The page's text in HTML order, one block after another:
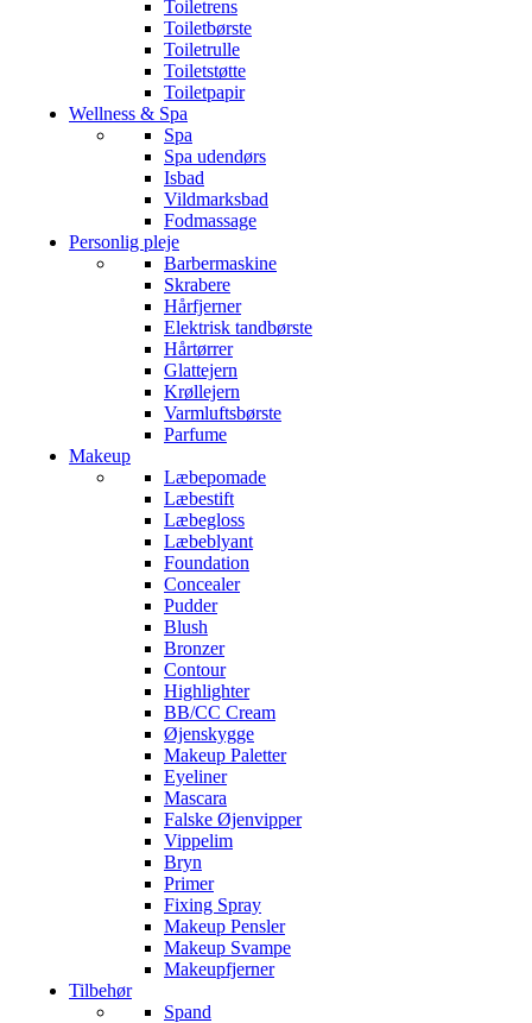
Toiletrens
Toiletbørste
Toiletrulle
Toiletstøtte
Toiletpapir
Wellness & Spa
Spa
Spa udendørs
Isbad
Vildmarksbad
Fodmassage
Personlig pleje
Barbermaskine
Skrabere
Hårfjerner
Elektrisk tandbørste
Hårtørrer
Glattejern
Krøllejern
Varmluftsbørste
Parfume
Makeup
Læbepomade
Læbestift
Læbegloss
Læbeblyant
Foundation
Concealer
Pudder
Blush
Bronzer
Contour
Highlighter
BB/CC Cream
Øjenskygge
Makeup Paletter
Eyeliner
Mascara
Falske Øjenvipper
Vippelim
Bryn
Primer
Fixing Spray
Makeup Pensler
Makeup Svampe
Makeupfjerner
Tilbehør
Spand